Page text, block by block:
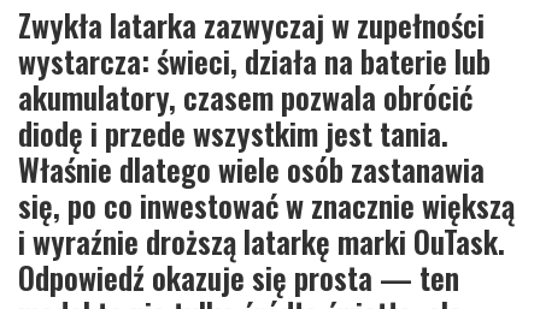
Zwykła latarka zazwyczaj w zupełności
wystarcza: świeci, działa na baterie lub
akumulatory, czasem pozwala obrócić
diodę i przede wszystkim jest tania.
Właśnie dlatego wiele osób zastanawia
się, po co inwestować w znacznie większą
i wyraźnie droższą latarkę marki OuTask.
Odpowiedź okazuje się prosta — ten